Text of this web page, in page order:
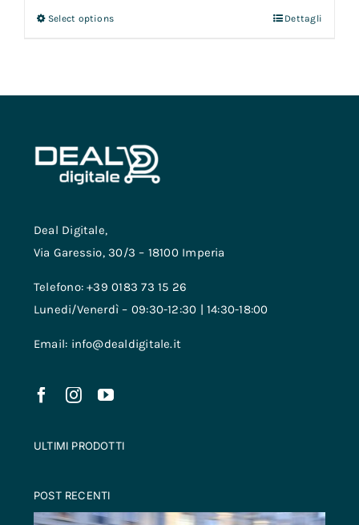
Select options Dettagli
Deal Digitale,
Via Garessio, 30/3 – 18100 Imperia
Telefono: +39 0183 73 15 26
Lunedi/Venerdì – 09:30-12:30 | 14:30-18:00
Email: info@dealdigitale.it
ULTIMI PRODOTTI
POST RECENTI